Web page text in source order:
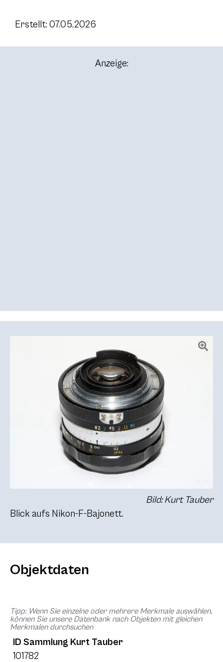
Erstellt: 07.05.2026
Anzeige:
Bild: Kurt Tauber
Blick aufs Nikon-F-Bajonett.
Objektdaten
Tipp: Wenn Sie einzelne oder mehrere Merkmale auswählen,
können Sie unsere Datenbank nach Objekten mit gleichen
Merkmalen durchsuchen
ID Sammlung Kurt Tauber
101782